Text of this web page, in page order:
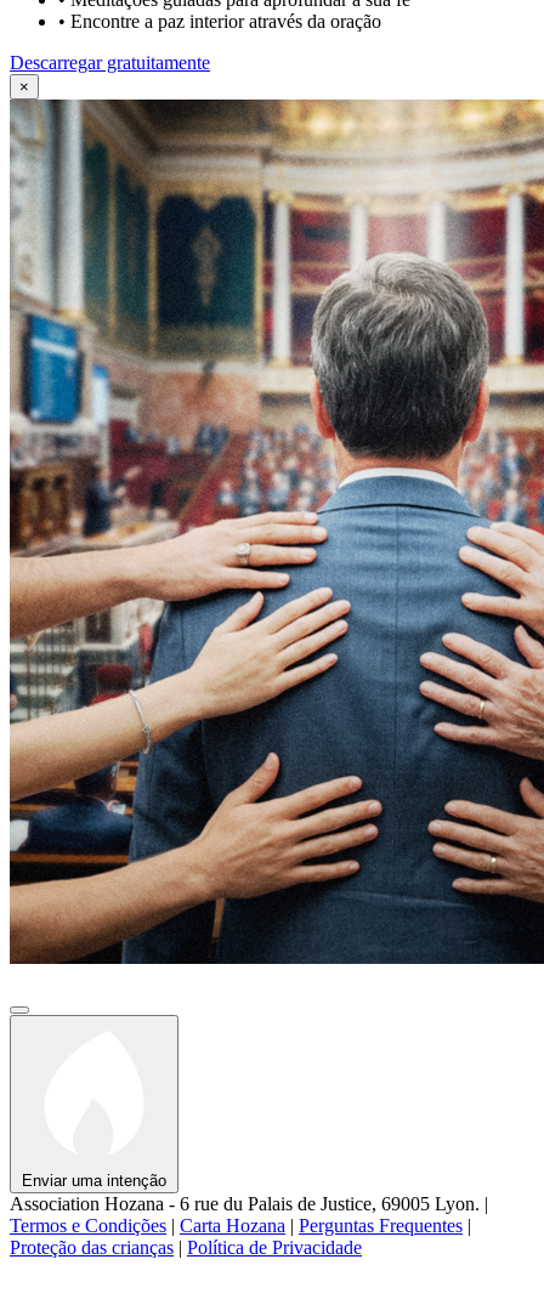
• Encontre a paz interior através da oração
Descarregar gratuitamente
×
Enviar uma intenção
Association Hozana - 6 rue du Palais de Justice, 69005 Lyon. |
Termos e Condições | Carta Hozana | Perguntas Frequentes |
Proteção das crianças | Política de Privacidade